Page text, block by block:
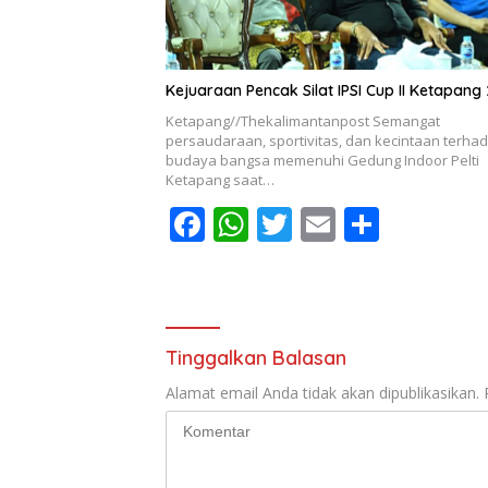
Kejuaraan Pencak Silat IPSI Cup II Ketapang
Ketapang//Thekalimantanpost Semangat
persaudaraan, sportivitas, dan kecintaan
budaya bangsa memenuhi Gedung Indoor Pelti
Ketapang saat…
F
b
o
o
k
W
A
p
p
T E
Tinggalkan Balasan
Alamat email Anda tidak akan dipublikasikan.